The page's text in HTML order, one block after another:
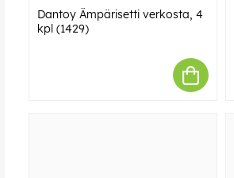
Dantoy Ämpärisetti verkosta, 4
kpl (1429)